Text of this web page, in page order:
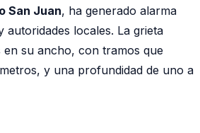
San Juan, ha generado alarma
autoridades locales. La grieta
en su ancho, con tramos que
y una profundidad de uno a